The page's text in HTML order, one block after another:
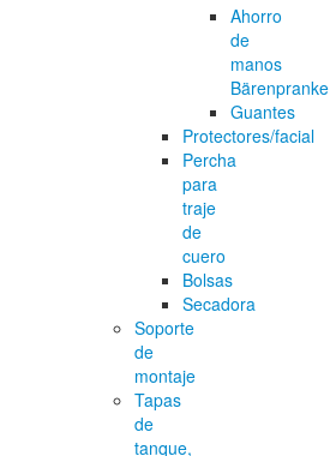
Ahorro
de
manos
Bärenpranke
Guantes
Protectores/facial
Percha
para
traje
de
cuero
Bolsas
Secadora
Soporte
de
montaje
Tapas
de
tanque,